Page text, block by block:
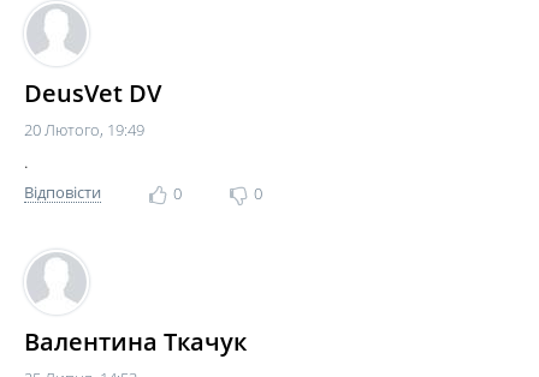
DeusVet DV
20 Лютого, 19:49
.
Відповісти 0 0
Валентина Ткачук